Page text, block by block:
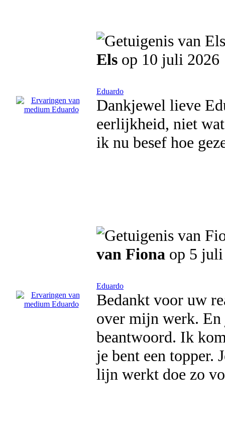
Els op 10 juli 2026
Eduardo
Dankjewel lieve
eerlijkheid, niet
ik nu besef hoe
van Fiona op 5
Eduardo
Bedankt voor uw
over mijn werk. En
beantwoord. Ik
je bent een topper.
lijn werkt doe zo